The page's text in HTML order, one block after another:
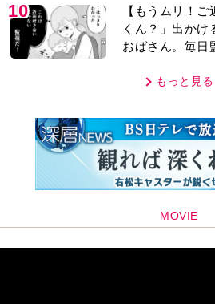
10
【もうムリ！
くん？」出か
おばさん。毎日
もっと見る
MOVIE